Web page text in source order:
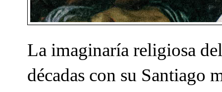
La imaginaría religiosa
décadas con su Santiago